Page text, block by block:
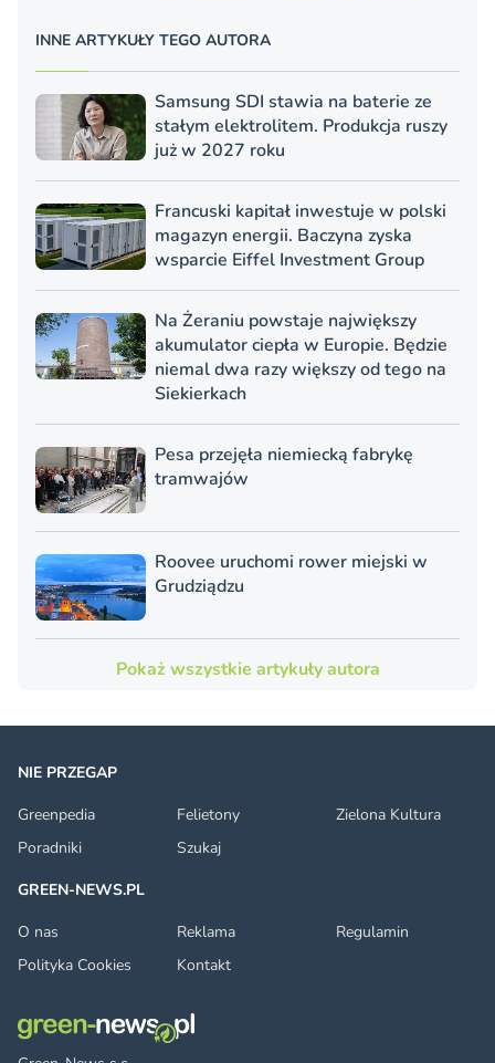
INNE ARTYKUŁY TEGO AUTORA
Samsung SDI stawia na baterie ze
stałym elektrolitem. Produkcja ruszy
już w 2027 roku
Francuski kapitał inwestuje w polski
magazyn energii. Baczyna zyska
wsparcie Eiffel Investment Group
Na Żeraniu powstaje największy
akumulator ciepła w Europie. Będzie
niemal dwa razy większy od tego na
Siekierkach
Pesa przejęła niemiecką fabrykę
tramwajów
Roovee uruchomi rower miejski w
Grudziądzu
Pokaż wszystkie artykuły autora
NIE PRZEGAP
Greenpedia
Felietony
Zielona Kultura
Poradniki
Szukaj
GREEN-NEWS.PL
O nas
Reklama
Regulamin
Polityka Cookies
Kontakt